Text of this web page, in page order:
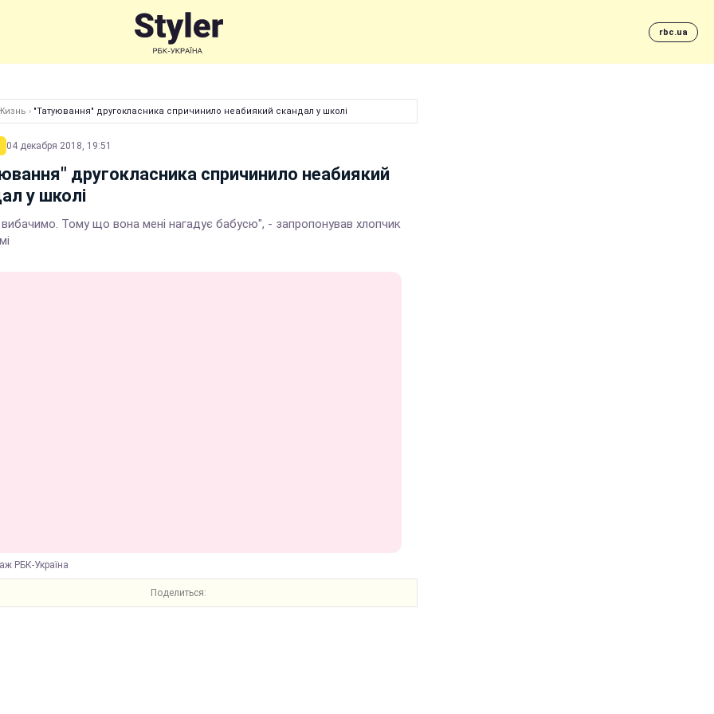
rbc.ua
› "Татуювання" другокласника спричинило неабиякий скандал у школі
04 декабря 2018, 19:51
другокласника спричинило неабиякий
у школі
Тому що вона мені нагадує бабусю", - запропонував хлопчик
РБК-Україна
Поделиться: